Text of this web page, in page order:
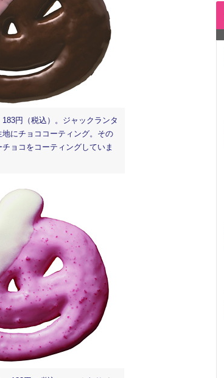
183円（税込）。ジャックランタ
にチョココーティング。その
ョコをコーティングしていま